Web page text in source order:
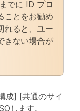
でに ID プロ
ことをお勧め
れると、ユー
きない場合が
成] [共通のサイ
します。